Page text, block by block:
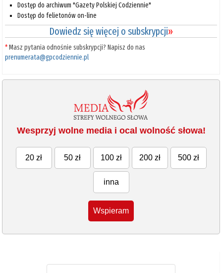
Dostęp do archiwum "Gazety Polskiej Codziennie"
Dostęp do felietonów on-line
Dowiedz się więcej o subskrypcji»
*Masz pytania odnośnie subskrypcji? Napisz do nas
prenumerata@gpcodziennie.pl
Wesprzyj wolne media i ocal wolność słowa!
20 zł 50 zł 100 zł 200 zł 500 zł
inna
Wspieram